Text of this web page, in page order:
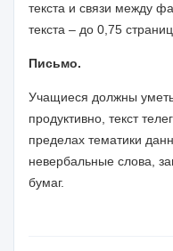
текста и связи между
текста – до 0,75
Письмо.
Учащиеся должны
продуктивно, текст
пределах тематики
невербальные слова,
бумаг.